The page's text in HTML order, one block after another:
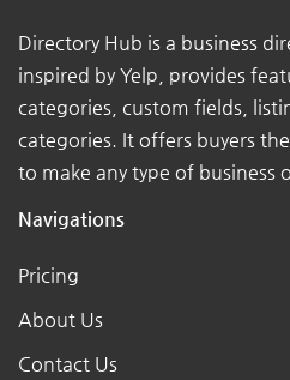
Directory Hub is a business
inspired by Yelp, provides
categories, custom fields,
categories. It offers buyers
to make any type of business
Navigations
Pricing
About Us
Contact Us